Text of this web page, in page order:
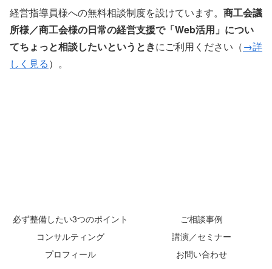
経営指導員様への無料相談制度を設けています。 商工会議
所様／商工会様の日常の経営支援で「Web活用」につい
てちょっと相談したいというときにご利用ください（→詳
しく見る）。
必ず整備したい3つのポイント
ご相談事例
コンサルティング
講演／セミナー
プロフィール
お問い合わせ